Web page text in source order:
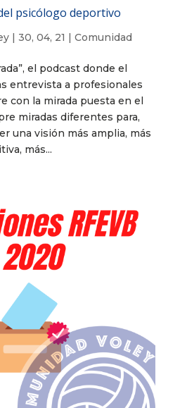
psicólogo deportivo
| 30, 04, 21 | Comunidad
el podcast donde el
entrevista a profesionales
con la mirada puesta en el
miradas diferentes para,
una visión más amplia, más
más...